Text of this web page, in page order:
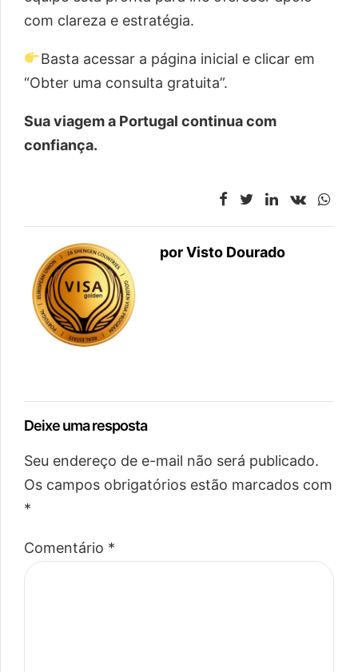
com clareza e estratégia.
Basta acessar a página inicial e clicar em
“Obter uma consulta gratuita”.
Sua viagem a Portugal continua com
confiança.
por Visto Dourado
Deixe uma resposta
Seu endereço de e-mail não será publicado.
Os campos obrigatórios estão marcados com
*
Comentário *